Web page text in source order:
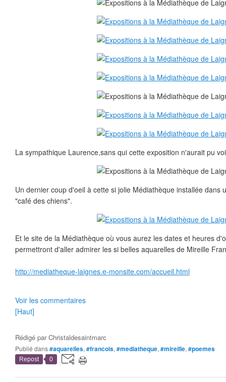
La sympathique Laurence,sans qui cette exposition n'aurait pu
Un dernier coup d'oeil à cette si jolie Médiathèque installée dans
"café des chiens".
Et le site de la Médiathèque où vous aurez les dates et heures
permettront d'aller admirer les si belles aquarelles de Mireille
http://mediatheque-laignes.e-monsite.com/accueil.html
Voir les commentaires
[Haut]
Rédigé parChristaldesaintmarc
Publié dans#aquarelles, #francois, #mediatheque, #mireille, #poemes
Repost 0